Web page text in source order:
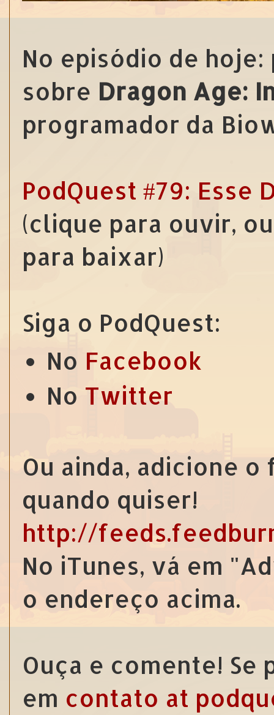
No episódio de
sobre Dragon Age:
programador da
PodQuest #79: Esse
(clique para ouvir,
para baixar)
Siga o PodQuest:
No Facebook
No Twitter
Ou ainda, adicione
quando quiser!
http://
No iTunes, vá em
o endereço acima.
Ouça e comente!
em contato at